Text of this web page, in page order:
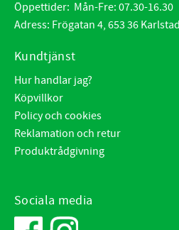
Öppettider: Mån-Fre: 07.30-16.30
Adress: Frögatan 4, 653 36 Karlstad
Kundtjänst
Hur handlar jag?
Köpvillkor
Policy och cookies
Reklamation och retur
Produktrådgivning
Sociala media